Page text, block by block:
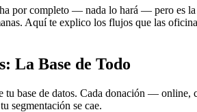
por completo — nada lo hará — pero es
Aquí te explico los flujos que las
La Base de Todo
base de datos. Cada donación —
segmentación se cae.